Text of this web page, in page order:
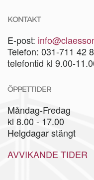
KONTAKT
E-post:
Telefon: 031-711 42
telefontid kl 9.00-
ÖPPETTIDER
Måndag-Fredag
kl 8.00 - 17.00
Helgdagar stängt
AVVIKANDE TIDER